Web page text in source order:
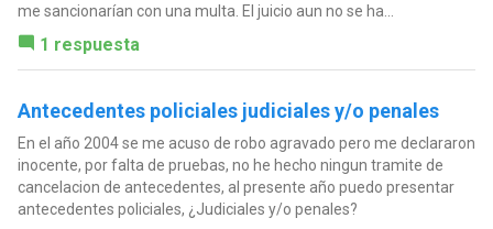
me sancionarían con una multa. El juicio aun no se ha...
1 respuesta
Antecedentes policiales judiciales y/o penales
En el año 2004 se me acuso de robo agravado pero me declararon
inocente, por falta de pruebas, no he hecho ningun tramite de
cancelacion de antecedentes, al presente año puedo presentar
antecedentes policiales, ¿Judiciales y/o penales?